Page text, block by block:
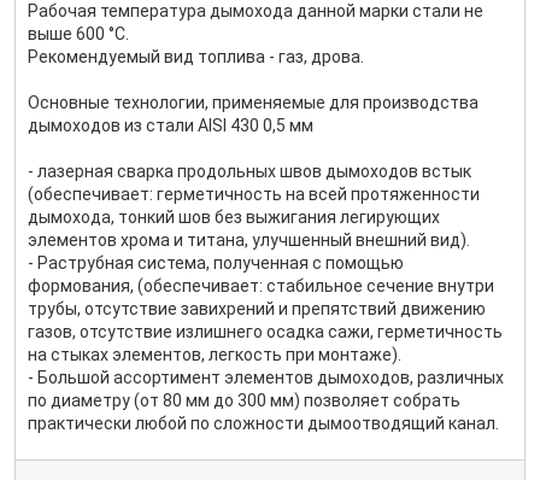
Рабочая температура дымохода данной марки стали не
выше 600 °С.
Рекомендуемый вид топлива - газ, дрова.
Основные технологии, применяемые для производства
дымоходов из стали AISI 430 0,5 мм
- лазерная сварка продольных швов дымоходов встык
(обеспечивает: герметичность на всей протяженности
дымохода, тонкий шов без выжигания легирующих
элементов хрома и титана, улучшенный внешний вид).
- Раструбная система, полученная с помощью
формования, (обеспечивает: стабильное сечение внутри
трубы, отсутствие завихрений и препятствий движению
газов, отсутствие излишнего осадка сажи, герметичность
на стыках элементов, легкость при монтаже).
- Большой ассортимент элементов дымоходов, различных
по диаметру (от 80 мм до 300 мм) позволяет собрать
практически любой по сложности дымоотводящий канал.